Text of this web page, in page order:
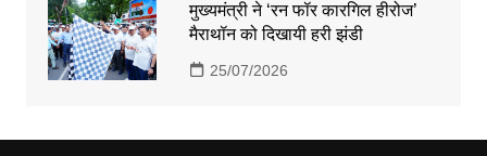
मुख्यमंत्री ने ‘रन फॉर कारगिल हीरोज’
मैराथॉन को दिखायी हरी झंडी
25/07/2026